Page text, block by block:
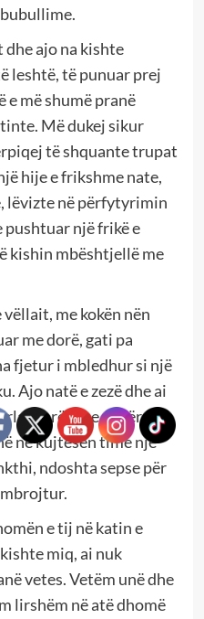
ajo na kishte
leshtë, të punuar prej
e më shumë pranë
Më dukej sikur
të shquante trupat
hije e frikshme nate,
lëvizte në përfytyrimin
një frikë e
kishin mbështjellë me
me kokën nën
me dorë, gati pa
fjetur i mbledhur si një
Ajo natë e zezë dhe ai
arën me misër
në kujtesën time një
ndoshta sepse për
e tij në katin e
miq, ai nuk
vetes. Vetëm unë dhe
lirshëm në atë dhomë